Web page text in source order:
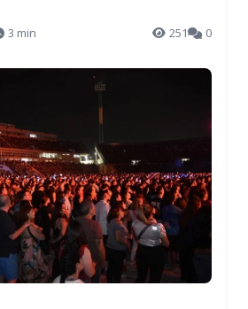
3 min 251 0